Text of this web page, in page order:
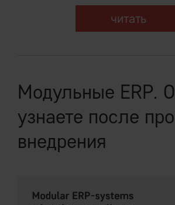
читать
Модульные ERP.
узнаете после
внедрения